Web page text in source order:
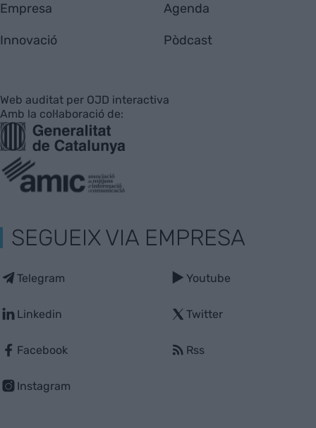
Empresa
Innovació
Agenda
Pòdcast
Web auditat per OJD interactiva
Amb la col·laboració de:
SEGUEIX VIA EMPRESA
Telegram
Linkedin
Facebook
Instagram
Youtube
Twitter
Rss